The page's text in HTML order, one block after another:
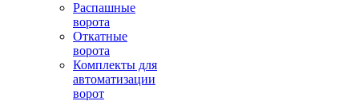
Распашные
ворота
Откатные
ворота
Комплекты для
автоматизации
ворот